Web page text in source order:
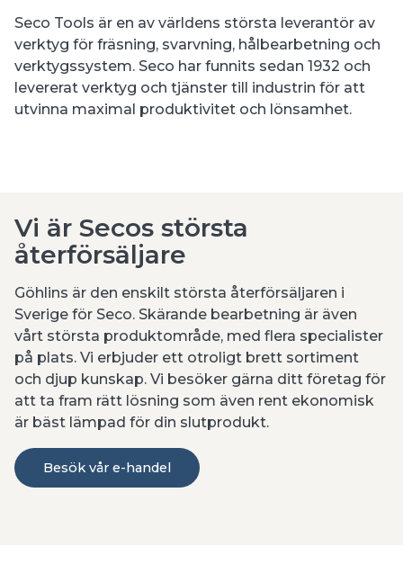
Seco Tools är en av världens största leverantör av
verktyg för fräsning, svarvning, hålbearbetning och
verktygssystem. Seco har funnits sedan 1932 och
levererat verktyg och tjänster till industrin för att
utvinna maximal produktivitet och lönsamhet.
Vi är Secos största
återförsäljare
Göhlins är den enskilt största återförsäljaren i
Sverige för Seco. Skärande bearbetning är även
vårt största produktområde, med flera specialister
på plats. Vi erbjuder ett otroligt brett sortiment
och djup kunskap. Vi besöker gärna ditt företag för
att ta fram rätt lösning som även rent ekonomisk
är bäst lämpad för din slutprodukt.
Besök vår e-handel